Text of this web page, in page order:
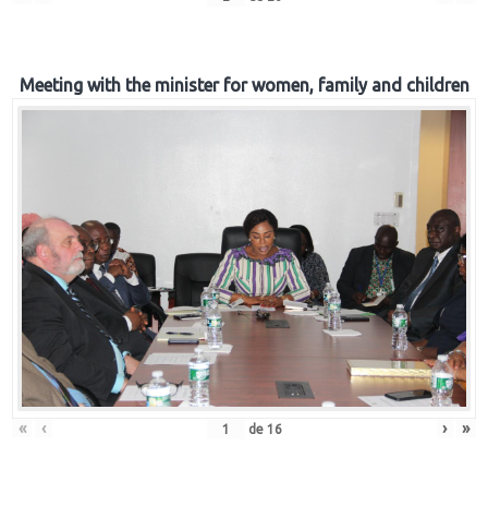
Meeting with the minister for women, family and children
« ‹ de 16 › »